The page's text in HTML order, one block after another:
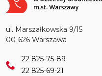
ul. Marszałkowska 9/15
00-626 Warszawa
22 825-75-89
22 825-69-21